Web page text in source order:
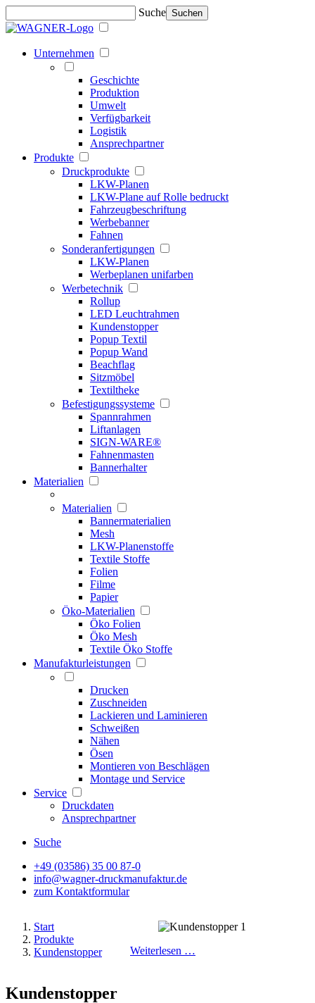
Suche Suchen
Unternehmen
Geschichte
Produktion
Umwelt
Verfügbarkeit
Logistik
Ansprechpartner
Produkte
Druckprodukte
LKW-Planen
LKW-Plane auf Rolle bedruckt
Fahrzeugbeschriftung
Werbebanner
Fahnen
Sonderanfertigungen
LKW-Planen
Werbeplanen unifarben
Werbetechnik
Rollup
LED Leuchtrahmen
Kundenstopper
Popup Textil
Popup Wand
Beachflag
Sitzmöbel
Textiltheke
Befestigungssysteme
Spannrahmen
Liftanlagen
SIGN-WARE®
Fahnenmasten
Bannerhalter
Materialien
Materialien
Bannermaterialien
Mesh
LKW-Planenstoffe
Textile Stoffe
Folien
Filme
Papier
Öko-Materialien
Öko Folien
Öko Mesh
Textile Öko Stoffe
Manufakturleistungen
Drucken
Zuschneiden
Lackieren und Laminieren
Schweißen
Nähen
Ösen
Montieren von Beschlägen
Montage und Service
Service
Druckdaten
Ansprechpartner
Suche
+49 (03586) 35 00 87-0
info@wagner-druckmanufaktur.de
zum Kontaktformular
Start
Produkte
Kundenstopper
Weiterlesen …
Kundenstopper